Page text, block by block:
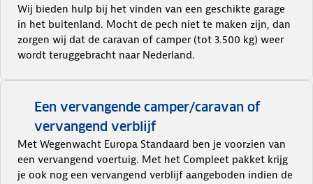
Wij bieden hulp bij het vinden van een geschikte garage
in het buitenland. Mocht de pech niet te maken zijn, dan
zorgen wij dat de caravan of camper (tot 3.500 kg) weer
wordt teruggebracht naar Nederland.
Een vervangende camper/caravan of
vervangend verblijf
Met Wegenwacht Europa Standaard ben je voorzien van
een vervangend voertuig. Met het Compleet pakket krijg
je ook nog een vervangend verblijf aangeboden indien de